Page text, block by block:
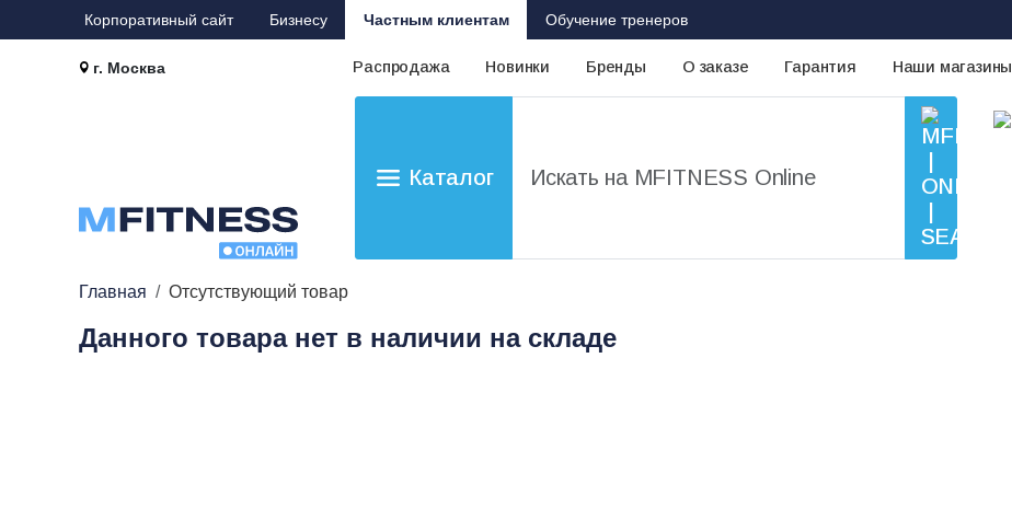
Корпоративный сайт Бизнесу Частным клиентам Обучение тренеров
г. Москва Распродажа Новинки Бренды О заказе Гарантия Наши магазины
Каталог
Главная Отсутствующий товар
Данного товара нет в наличии на складе